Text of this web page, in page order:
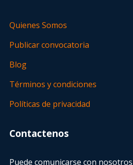
Quienes Somos
Publicar convocatoria
Blog
Términos y condiciones
Políticas de privacidad
Contactenos
Puede comunicarse con